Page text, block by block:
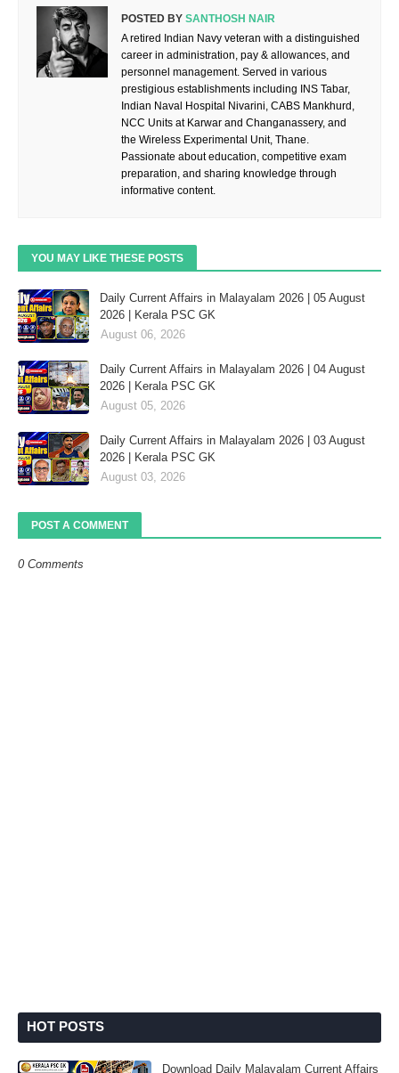
POSTED BY SANTHOSH NAIR
A retired Indian Navy veteran with a distinguished
career in administration, pay & allowances, and
personnel management. Served in various
prestigious establishments including INS Tabar,
Indian Naval Hospital Nivarini, CABS Mankhurd,
NCC Units at Karwar and Changanassery, and
the Wireless Experimental Unit, Thane.
Passionate about education, competitive exam
preparation, and sharing knowledge through
informative content.
YOU MAY LIKE THESE POSTS
Daily Current Affairs in Malayalam 2026 | 05 August
2026 | Kerala PSC GK
August 06, 2026
Daily Current Affairs in Malayalam 2026 | 04 August
2026 | Kerala PSC GK
August 05, 2026
Daily Current Affairs in Malayalam 2026 | 03 August
2026 | Kerala PSC GK
August 03, 2026
POST A COMMENT
0 Comments
HOT POSTS
Download Daily Malayalam Current Affairs